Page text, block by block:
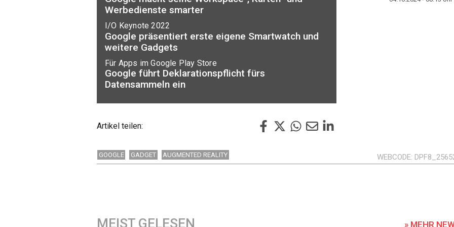
Werbedienste smarter
I/O Keynote 2022
Google präsentiert erste eigene Smartwatch und
weitere Gadgets
Für Apps im Google Play Store
Google führt Deklarationspflicht fürs
Datensammeln ein
Artikel teilen:
GOOGLE GADGET AUGMENTED REALITY WEBCODE
MEIST GELESEN » MEHR